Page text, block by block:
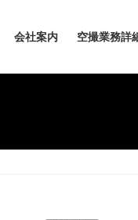
会社案内 空撮業務詳